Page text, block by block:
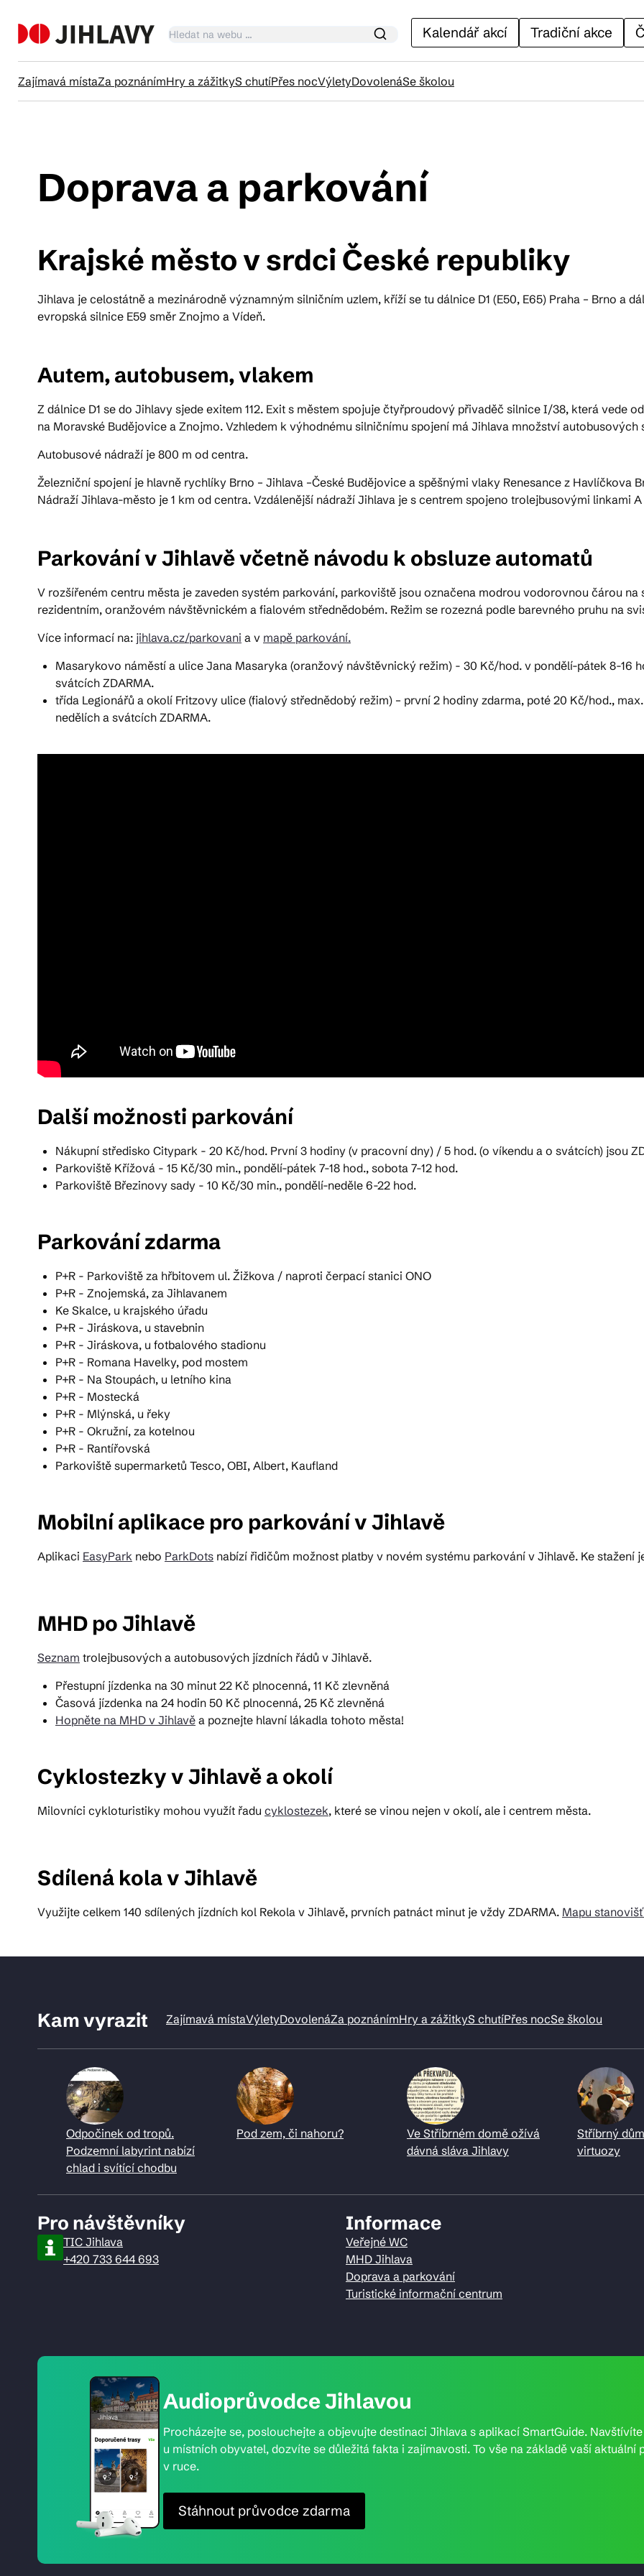
Kalendář akcí Tradiční akce
Zajímavá místaZa poznánímHry a zážitkyS chutíPřes nocVýletyDovolenáSe školou
Tradiční akce
Články
Suvenýry
Kam vyrazit
CS EN
© 2026 Brána Jihlavy
Doprava a parkování
Krajské město v srdci České republiky
Jihlava je celostátně a mezinárodně významným silničním uzlem, kříží se tu dálnice D1 (E50, E65) Praha – Brno a
evropská silnice E59 směr Znojmo a Vídeň.
Autem, autobusem, vlakem
Z dálnice D1 se do Jihlavy sjede exitem 112. Exit s městem spojuje čtyřproudový přivaděč silnice I/38, která vede
na Moravské Budějovice a Znojmo. Vzhledem k výhodnému silničnímu spojení má Jihlava množství
Autobusové nádraží je 800 m od centra.
Železniční spojení je hlavně rychlíky Brno – Jihlava –České Budějovice a spěšnými vlaky Renesance z Havlíčkova
Nádraží Jihlava-město je 1 km od centra. Vzdálenější nádraží Jihlava je s centrem spojeno trolejbusovými linkami A
Parkování v Jihlavě včetně návodu k obsluze automatů
V rozšířeném centru města je zaveden systém parkování, parkoviště jsou označena modrou vodorovnou čárou
rezidentním, oranžovém návštěvnickém a fialovém střednědobém. Režim se rozezná podle barevného pruhu na
Více informací na: jihlava.cz/parkovani a v mapě parkování.
Masarykovo náměstí a ulice Jana Masaryka (oranžový návštěvnický režim) - 30 Kč/hod. v pondělí-pátek 8-16
svátcích ZDARMA.
třída Legionářů a okolí Fritzovy ulice (fialový střednědobý režim) – první 2 hodiny zdarma, poté 20 Kč/hod.,
nedělích a svátcích ZDARMA.
Další možnosti parkování
Nákupní středisko Citypark - 20 Kč/hod. První 3 hodiny (v pracovní dny) / 5 hod. (o víkendu a o svátcích) jsou
Parkoviště Křížová - 15 Kč/30 min., pondělí-pátek 7-18 hod., sobota 7-12 hod.
Parkoviště Březinovy sady - 10 Kč/30 min., pondělí-neděle 6-22 hod.
Parkování zdarma
P+R - Parkoviště za hřbitovem ul. Žižkova / naproti čerpací stanici ONO
P+R - Znojemská, za Jihlavanem
Ke Skalce, u krajského úřadu
P+R - Jiráskova, u stavebnin
P+R - Jiráskova, u fotbalového stadionu
P+R - Romana Havelky, pod mostem
P+R - Na Stoupách, u letního kina
P+R - Mostecká
P+R - Mlýnská, u řeky
P+R - Okružní, za kotelnou
P+R - Rantířovská
Parkoviště supermarketů Tesco, OBI, Albert, Kaufland
Mobilní aplikace pro parkování v Jihlavě
Aplikaci EasyPark nebo ParkDots nabízí řidičům možnost platby v novém systému parkování v Jihlavě. Ke stažení
MHD po Jihlavě
Seznam trolejbusových a autobusových jízdních řádů v Jihlavě.
Přestupní jízdenka na 30 minut 22 Kč plnocenná, 11 Kč zlevněná
Časová jízdenka na 24 hodin 50 Kč plnocenná, 25 Kč zlevněná
Hopněte na MHD v Jihlavě a poznejte hlavní lákadla tohoto města!
Cyklostezky v Jihlavě a okolí
Milovníci cykloturistiky mohou využít řadu cyklostezek, které se vinou nejen v okolí, ale i centrem města.
Sdílená kola v Jihlavě
Využijte celkem 140 sdílených jízdních kol Rekola v Jihlavě, prvních patnáct minut je vždy ZDARMA. Mapu
Kam vyrazit Zajímavá místaVýletyDovolenáZa poznánímHry a zážitkyS chutíPřes nocSe školou
Odpočinek od tropů.
Podzemní labyrint nabízí
chlad i svítící chodbu
Pod zem, či nahoru?
Ve Stříbrném domě ožívá
dávná sláva Jihlavy
Stříbrný
virtuozy
Pro návštěvníky
TIC Jihlava
+420 733 644 693
Informace
Veřejné WC
MHD Jihlava
Doprava a parkování
Turistické informační centrum
Audioprůvodce Jihlavou
Procházejte se, poslouchejte a objevujte destinaci Jihlava s aplikací SmartGuide.
u místních obyvatel, dozvíte se důležitá fakta i zajímavosti. To vše na základě vaší
v ruce.
Stáhnout průvodce zdarma